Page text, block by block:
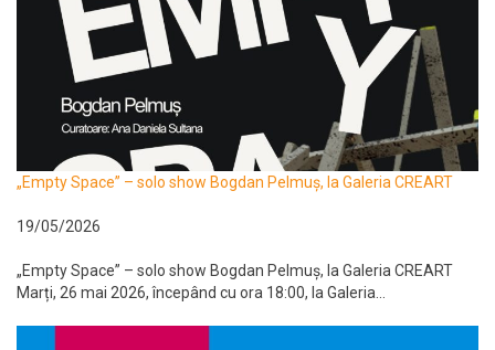
„Empty Space” – solo show Bogdan Pelmuș, la Galeria CREART
19/05/2026
„Empty Space” – solo show Bogdan Pelmuș, la Galeria CREART
Marți, 26 mai 2026, începând cu ora 18:00, la Galeria...